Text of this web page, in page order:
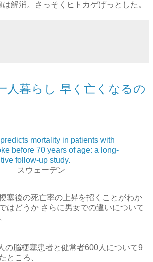
解消。さっそくヒトカゲげっとした。
人暮らし 早く亡くなるの
mortality in patients with
before 70 years of age: a long-
follow-up study.
ウェーデン
塞後の死亡率の上昇を招くことがわか
はどうか さらに男女での違いについて
の脳梗塞患者と健常者600人について9
ところ、